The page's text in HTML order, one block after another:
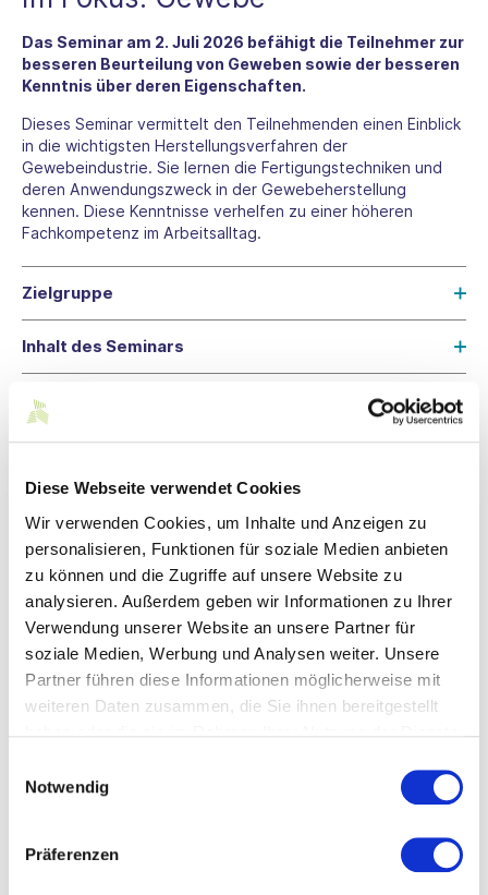
Diese Webseite verwendet Cookies
Wir verwenden Cookies, um Inhalte und Anzeigen zu
personalisieren, Funktionen für soziale Medien anbieten
zu können und die Zugriffe auf unsere Website zu
analysieren. Außerdem geben wir Informationen zu Ihrer
Verwendung unserer Website an unsere Partner für
soziale Medien, Werbung und Analysen weiter. Unsere
Partner führen diese Informationen möglicherweise mit
weiteren Daten zusammen, die Sie ihnen bereitgestellt
Notwendig
Präferenzen
Das Seminar am 2. Juli 2026 befähigt die Teilnehmer zur
besseren Beurteilung von Geweben sowie der besseren
Kenntnis über deren Eigenschaften.
Dieses Seminar vermittelt den Teilnehmenden einen Einblick
in die wichtigsten Herstellungsverfahren der
Gewebeindustrie. Sie lernen die Fertigungstechniken und
deren Anwendungszweck in der Gewebeherstellung
kennen. Diese Kenntnisse verhelfen zu einer höheren
Fachkompetenz im Arbeitsalltag.
Zielgruppe
Inhalt des Seminars
Ablauf
Anmeldung
Veranstaltungsort